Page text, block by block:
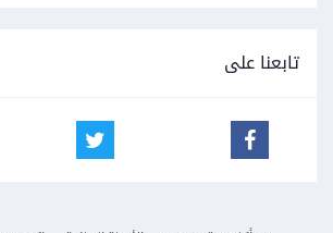
تابعنا على